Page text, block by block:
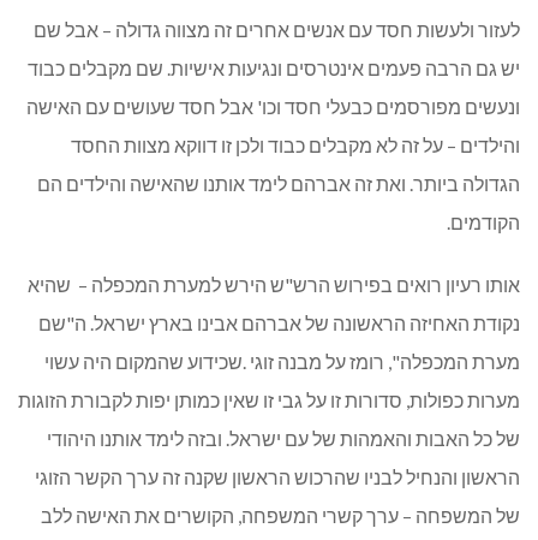
לעזור ולעשות חסד עם אנשים אחרים זה מצווה גדולה – אבל שם
יש גם הרבה פעמים אינטרסים ונגיעות אישיות. שם מקבלים כבוד
ונעשים מפורסמים כבעלי חסד וכו' אבל חסד שעושים עם האישה
והילדים – על זה לא מקבלים כבוד ולכן זו דווקא מצוות החסד
הגדולה ביותר. ואת זה אברהם לימד אותנו שהאישה והילדים הם
הקודמים.
אותו רעיון רואים בפירוש הרש"ש הירש למערת המכפלה – שהיא
נקודת האחיזה הראשונה של אברהם אבינו בארץ ישראל. ה"שם
מערת המכפלה", רומז על מבנה זוגי .שכידוע שהמקום היה עשוי
מערות כפולות, סדורות זו על גבי זו שאין כמותן יפות לקבורת הזוגות
של כל האבות והאמהות של עם ישראל. ובזה לימד אותנו היהודי
הראשון והנחיל לבניו שהרכוש הראשון שקנה זה ערך הקשר הזוגי
של המשפחה – ערך קשרי המשפחה, הקושרים את האישה ללב